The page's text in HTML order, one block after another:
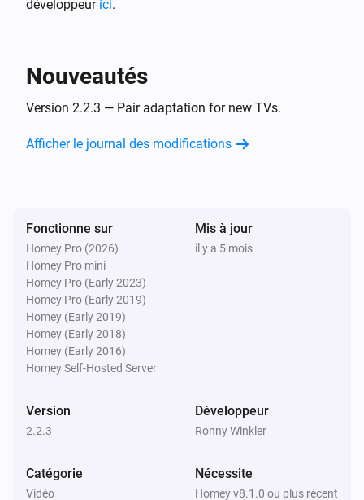
Sony BRAVIA Android TV
Est activé
La sortie audio est ...
Sony BRAVIA Android TV
TV is available
Sony BRAVIA Android TV
Input is Input
Sony BRAVIA Android TV
Sony BRAVIA Android TV
développeur ici.
Nouveautés
Version 2.2.3 — Pair adaptation for new TVs.
Afficher le journal des modifications
Fonctionne sur
Homey Pro (2026)
Homey Pro mini
Homey Pro (Early 2023)
Homey Pro (Early 2019)
Homey (Early 2019)
Homey (Early 2018)
Homey (Early 2016)
Homey Self-Hosted Server
Mis à jour
il y a 5 mois
Version
2.2.3
Développeur
Ronny Winkler
Catégorie
Vidéo
Nécessite
Homey v8.1.0 ou plus récent